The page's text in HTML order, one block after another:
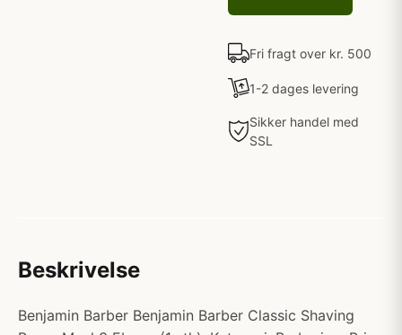
Fri fragt over kr. 500
1-2 dages levering
Sikker handel med
SSL
Beskrivelse
Benjamin Barber Benjamin Barber Classic Shaving